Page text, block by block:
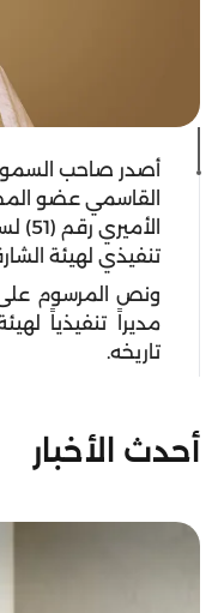
أصدر صاحب السمو
القاسمي عضو
تنفيذي لهيئة
ونص المرسوم
مديراً تنفيذياً
تاريخه.
أحدث الأخبار